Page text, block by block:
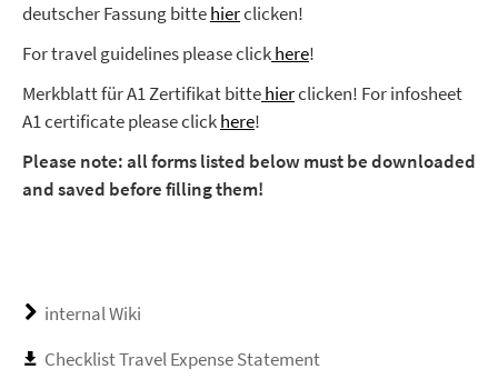
deutscher Fassung bittehierclicken!
For travel guidelines please clickhere!
Merkblatt für A1 Zertifikat bittehierclicken! For infosheet
A1 certificate please clickhere!
Please note: all forms listed below must be downloaded
and saved before filling them!
internal Wiki
Checklist Travel Expense Statement